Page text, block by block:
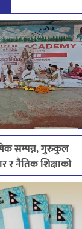
सम्पन्न, गुरुकुल
र नैतिक शिक्षाको